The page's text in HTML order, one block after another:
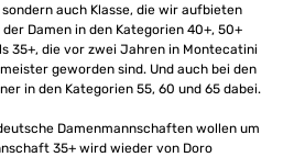
auch Klasse, die wir aufbieten
Damen in den Kategorien 40+, 50+
35+, die vor zwei Jahren in Montecatini
geworden sind. Und auch bei den
in den Kategorien 55, 60 und 65 dabei.
Damenmannschaften wollen um
35+ wird wieder von Doro